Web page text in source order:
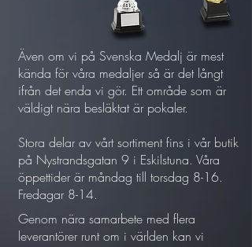
Även om vi på Svenska Medalj är mest
kända för våra medaljer så är det långt
ifrån det enda vi gör. Ett område som är
väldigt nära besläktat är pokaler.
Stora delar av vårt sortiment fins i vår butik
på Nystrandsgatan 9 i Eskilstuna. Våra
öppettider är måndag till torsdag 8-16.
Fredagar 8-14.
Genom nära samarbete med flera
leverantörer runt om i världen kan vi